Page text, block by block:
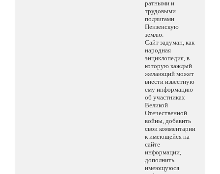
ратными и
трудовыми
подвигами
Пензенскую
землю.
Сайт задуман, как
народная
энциклопедия, в
которую каждый
желающий может
внести известную
ему информацию
об участниках
Великой
Отечественной
войны, добавить
свои комментарии
к имеющейся на
сайте
информации,
дополнить
имеющуюся